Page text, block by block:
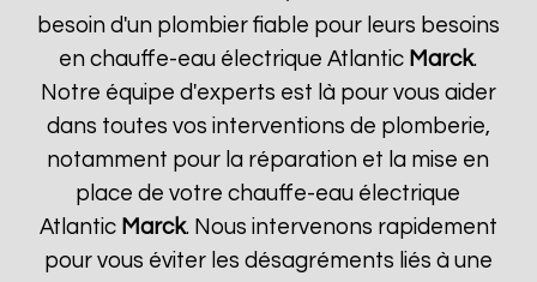
besoin d'un plombier fiable pour leurs besoins
en chauffe-eau électrique Atlantic Marck.
Notre équipe d'experts est là pour vous aider
dans toutes vos interventions de plomberie,
notamment pour la réparation et la mise en
place de votre chauffe-eau électrique
Atlantic Marck. Nous intervenons rapidement
pour vous éviter les désagréments liés à une